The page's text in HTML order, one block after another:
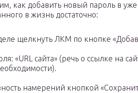
как добавить новый пароль в
в жизнь достаточно:
щелкнуть ЛКМ по кнопке
«URL сайта» (речь о ссылке на
намерений кнопкой